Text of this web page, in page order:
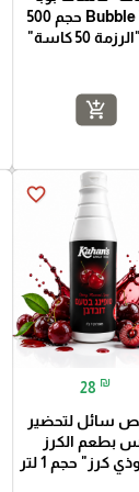
Bubble Tea حجم 500
50 كاسة"
add_shopping_cart
favorite_border
28 ₪
سائل لتحضير
بطعم الكرز
كرز" حجم 1 لتر